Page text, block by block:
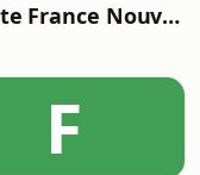
Chante France Nouveautés
F